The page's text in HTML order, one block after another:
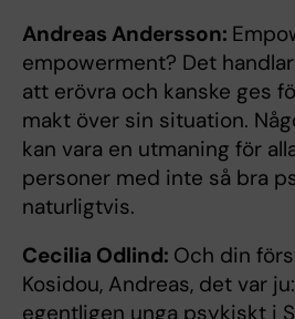
Andreas Andersson:
empowerment? Det
att erövra och kanske ges
makt över sin situation.
kan vara en utmaning för
personer med inte så bra
naturligtvis.
Cecilia Odlind: Och din
Kosidou, Andreas, det var
egentligen unga psykiskt i